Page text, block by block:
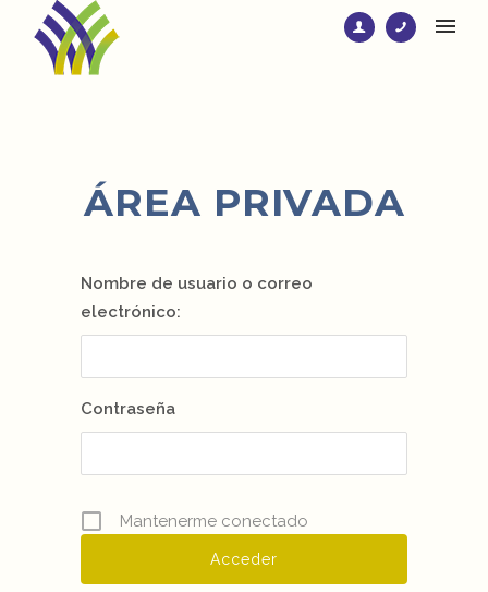
ÁREA PRIVADA
Nombre de usuario o correo
electrónico:
Contraseña
Mantenerme conectado